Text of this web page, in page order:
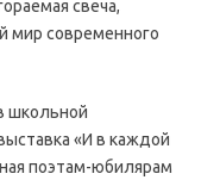
свеча,
мир современного
школьной
«И в каждой
поэтам-юбилярам